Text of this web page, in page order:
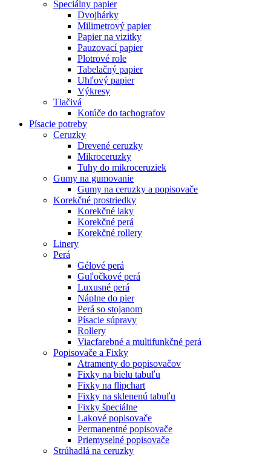
Špeciálny papier
Dvojhárky
Milimetrový papier
Papier na vizitky
Pauzovací papier
Plotrové role
Tabelačný papier
Uhľový papier
Výkresy
Tlačivá
Kotúče do tachografov
Písacie potreby
Ceruzky
Drevené ceruzky
Mikroceruzky
Tuhy do mikroceruziek
Gumy na gumovanie
Gumy na ceruzky a popisovače
Korekčné prostriedky
Korekčné laky
Korekčné perá
Korekčné rollery
Linery
Perá
Gélové perá
Guľočkové perá
Luxusné perá
Náplne do pier
Perá so stojanom
Písacie súpravy
Rollery
Viacfarebné a multifunkčné perá
Popisovače a Fixky
Atramenty do popisovačov
Fixky na bielu tabuľu
Fixky na flipchart
Fixky na sklenenú tabuľu
Fixky špeciálne
Lakové popisovače
Permanentné popisovače
Priemyselné popisovače
Strúhadlá na ceruzky